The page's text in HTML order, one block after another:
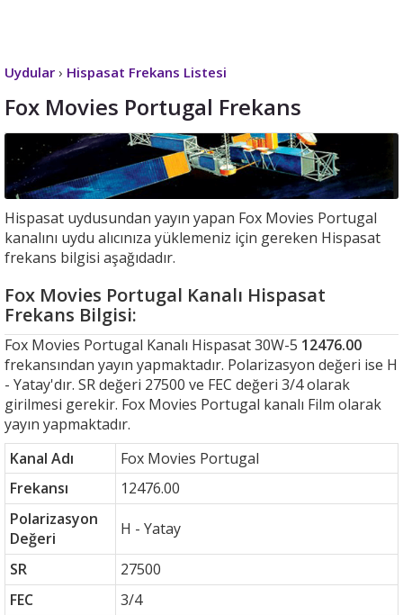
Uydular › Hispasat Frekans Listesi
Fox Movies Portugal Frekans
Hispasat uydusundan yayın yapan Fox Movies Portugal
kanalını uydu alıcınıza yüklemeniz için gereken Hispasat
frekans bilgisi aşağıdadır.
Fox Movies Portugal Kanalı Hispasat
Frekans Bilgisi:
Fox Movies Portugal Kanalı Hispasat 30W-5 12476.00
frekansından yayın yapmaktadır. Polarizasyon değeri ise H
- Yatay'dır. SR değeri 27500 ve FEC değeri 3/4 olarak
girilmesi gerekir. Fox Movies Portugal kanalı Film olarak
yayın yapmaktadır.
Kanal Adı
Fox Movies Portugal
Frekansı
12476.00
Polarizasyon
Değeri
H - Yatay
SR
27500
FEC
3/4